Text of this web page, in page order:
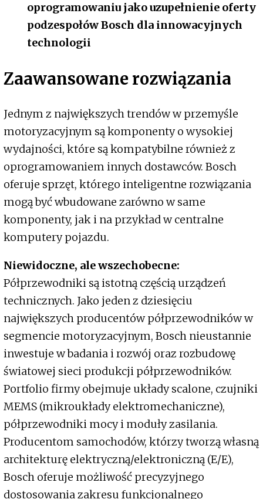
oprogramowaniu jako uzupełnienie oferty
podzespołów Bosch dla innowacyjnych
technologii
Zaawansowane rozwiązania
Jednym z największych trendów w przemyśle
motoryzacyjnym są komponenty o wysokiej
wydajności, które są kompatybilne również z
oprogramowaniem innych dostawców. Bosch
oferuje sprzęt, którego inteligentne rozwiązania
mogą być wbudowane zarówno w same
komponenty, jak i na przykład w centralne
komputery pojazdu.
Niewidoczne, ale wszechobecne:
Półprzewodniki są istotną częścią urządzeń
technicznych. Jako jeden z dziesięciu
największych producentów półprzewodników w
segmencie motoryzacyjnym, Bosch nieustannie
inwestuje w badania i rozwój oraz rozbudowę
światowej sieci produkcji półprzewodników.
Portfolio firmy obejmuje układy scalone, czujniki
MEMS (mikroukłady elektromechaniczne),
półprzewodniki mocy i moduły zasilania.
Producentom samochodów, którzy tworzą własną
architekturę elektryczną/elektroniczną (E/E),
Bosch oferuje możliwość precyzyjnego
dostosowania zakresu funkcjonalnego